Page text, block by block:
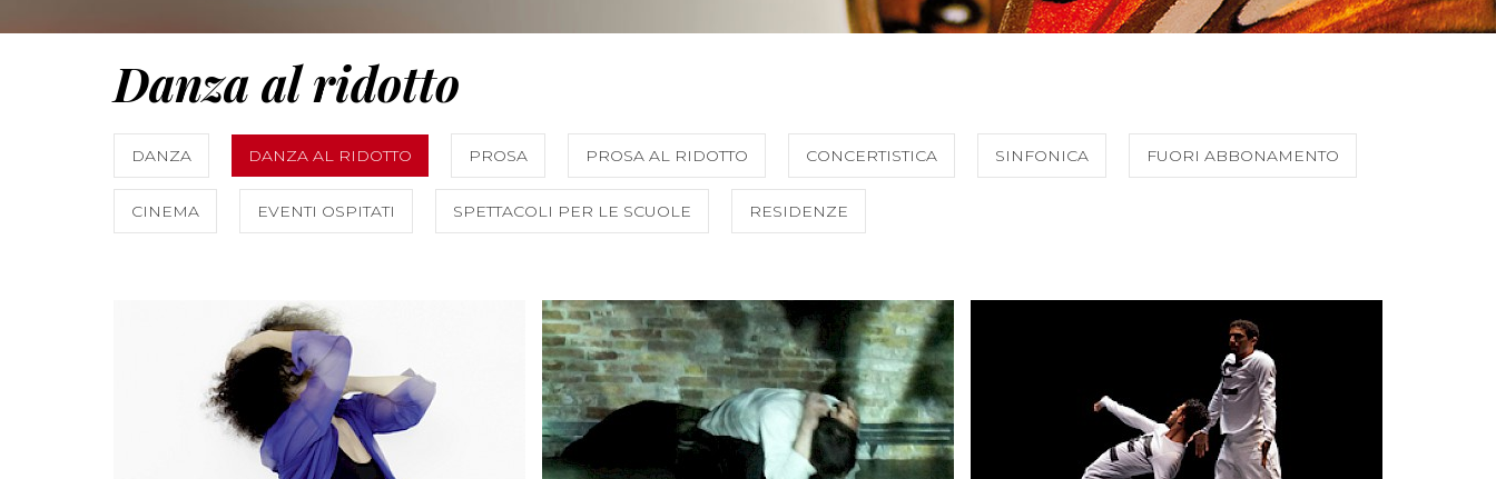
Danza al ridotto
DANZA DANZA AL RIDOTTO PROSA PROSA AL RIDOTTO CONCERTISTICA SINFONICA FUORI ABBONAMENTO
CINEMA EVENTI OSPITATI SPETTACOLI PER LE SCUOLE RESIDENZE